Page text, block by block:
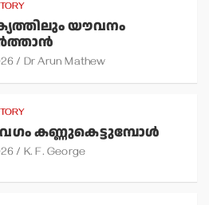
യൗവനം
Dr Arun Mathew
കണ്ണുകെട്ടുമ്പോള്‍
K. F. George